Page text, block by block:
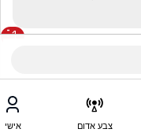
1
צבע אדום אישי